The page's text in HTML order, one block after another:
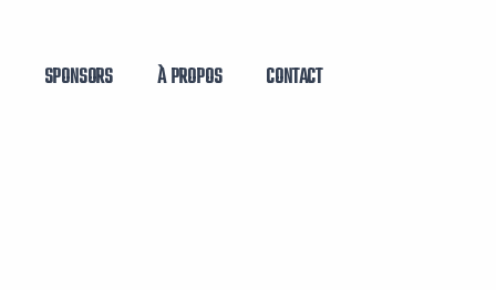
SPONSORS À PROPOS CONTACT